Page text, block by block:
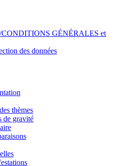
GÉNÉRALES et
des données
thèmes
de gravité